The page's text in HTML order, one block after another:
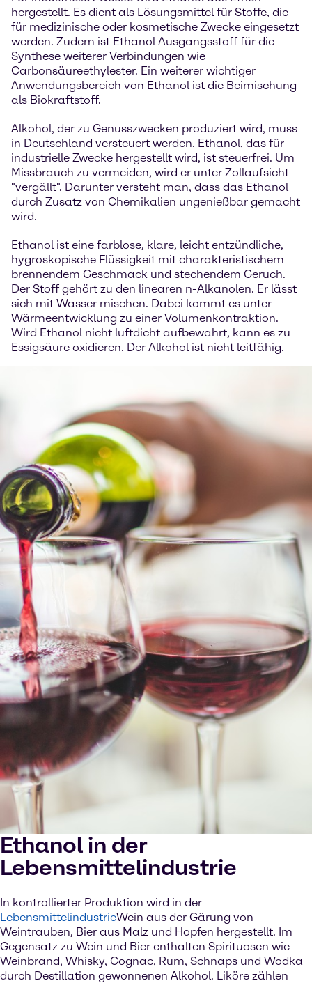
hergestellt. Es dient als Lösungsmittel für Stoffe, die
für medizinische oder kosmetische Zwecke eingesetzt
werden. Zudem ist Ethanol Ausgangsstoff für die
Synthese weiterer Verbindungen wie
Carbonsäureethylester. Ein weiterer wichtiger
Anwendungsbereich von Ethanol ist die Beimischung
als Biokraftstoff.
Alkohol, der zu Genusszwecken produziert wird, muss
in Deutschland versteuert werden. Ethanol, das für
industrielle Zwecke hergestellt wird, ist steuerfrei. Um
Missbrauch zu vermeiden, wird er unter Zollaufsicht
"vergällt". Darunter versteht man, dass das Ethanol
durch Zusatz von Chemikalien ungenießbar gemacht
wird.
Ethanol ist eine farblose, klare, leicht entzündliche,
hygroskopische Flüssigkeit mit charakteristischem
brennendem Geschmack und stechendem Geruch.
Der Stoff gehört zu den linearen n-Alkanolen. Er lässt
sich mit Wasser mischen. Dabei kommt es unter
Wärmeentwicklung zu einer Volumenkontraktion.
Wird Ethanol nicht luftdicht aufbewahrt, kann es zu
Essigsäure oxidieren. Der Alkohol ist nicht leitfähig.
Ethanol in der
Lebensmittelindustrie
In kontrollierter Produktion wird in der
LebensmittelindustrieWein aus der Gärung von
Weintrauben, Bier aus Malz und Hopfen hergestellt. Im
Gegensatz zu Wein und Bier enthalten Spirituosen wie
Weinbrand, Whisky, Cognac, Rum, Schnaps und Wodka
durch Destillation gewonnenen Alkohol. Liköre zählen